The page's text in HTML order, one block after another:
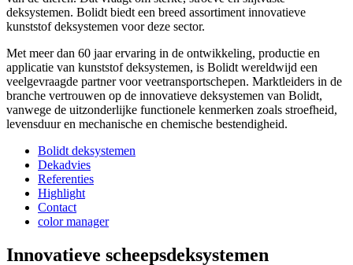
deksystemen. Bolidt biedt een breed assortiment innovatieve
kunststof deksystemen voor deze sector.
Met meer dan 60 jaar ervaring in de ontwikkeling, productie en
applicatie van kunststof deksystemen, is Bolidt wereldwijd een
veelgevraagde partner voor veetransportschepen. Marktleiders in de
branche vertrouwen op de innovatieve deksystemen van Bolidt,
vanwege de uitzonderlijke functionele kenmerken zoals stroefheid,
levensduur en mechanische en chemische bestendigheid.
Bolidt deksystemen
Dekadvies
Referenties
Highlight
Contact
color manager
Innovatieve scheepsdeksystemen